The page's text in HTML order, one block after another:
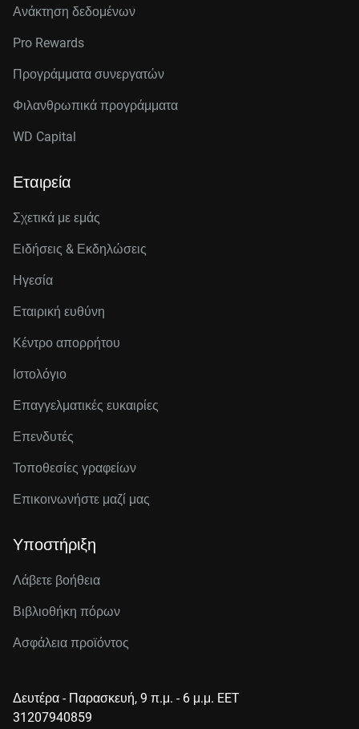
Ανάκτηση δεδομένων
Pro Rewards
Προγράμματα συνεργατών
Φιλανθρωπικά προγράμματα
WD Capital
Εταιρεία
Σχετικά με εμάς
Ειδήσεις & Εκδηλώσεις
Ηγεσία
Εταιρική ευθύνη
Κέντρο απορρήτου
Ιστολόγιο
Επαγγελματικές ευκαιρίες
Επενδυτές
Τοποθεσίες γραφείων
Επικοινωνήστε μαζί μας
Υποστήριξη
Λάβετε βοήθεια
Βιβλιοθήκη πόρων
Ασφάλεια προϊόντος
Δευτέρα - Παρασκευή, 9 π.μ. - 6 μ.μ. EET
31207940859